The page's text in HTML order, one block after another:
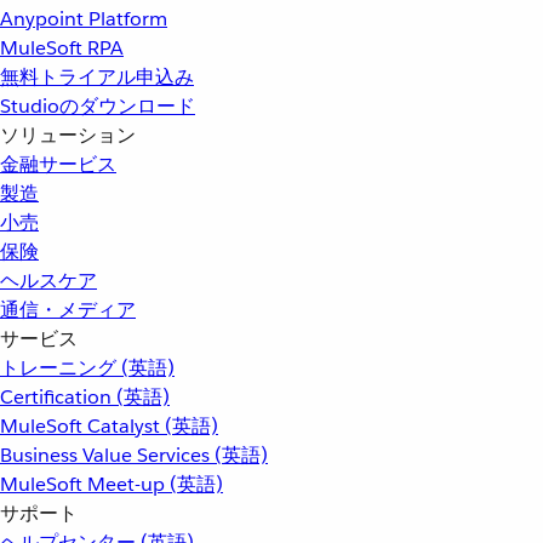
Anypoint Platform
MuleSoft RPA
無料トライアル申込み
Studioのダウンロード
ソリューション
金融サービス
製造
小売
保険
ヘルスケア
通信・メディア
サービス
トレーニング (英語)
Certification (英語)
MuleSoft Catalyst (英語)
Business Value Services (英語)
MuleSoft Meet-up (英語)
サポート